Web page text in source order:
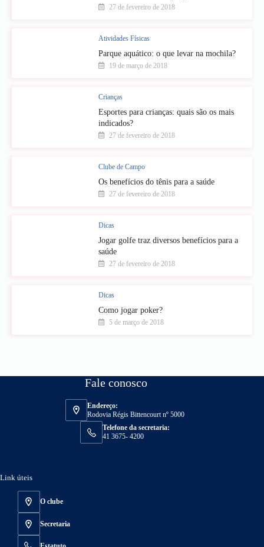
27 de fevereiro de 2018
Atividades Físicas
Parque aquático: o que levar na mochila?
19 de março de 2018
Crianças
Esportes para crianças: quais são os mais
indicados?
27 de fevereiro de 2018
Clube de Campo
Os benefícios do tênis para a saúde
27 de fevereiro de 2018
Dicas
Jogar golfe traz diversos benefícios para a
saúde
27 de fevereiro de 2018
Dicas
Como jogar poker?
5 de março de 2018
Fale conosco
Endereço:
Rodovia Régis Bittencourt nº 5000
Telefone da secretaria:
41 3675- 4200
Link úteis
O clube
Secretaria